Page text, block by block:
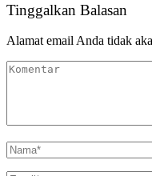
Tinggalkan Balasan
Alamat email Anda tidak